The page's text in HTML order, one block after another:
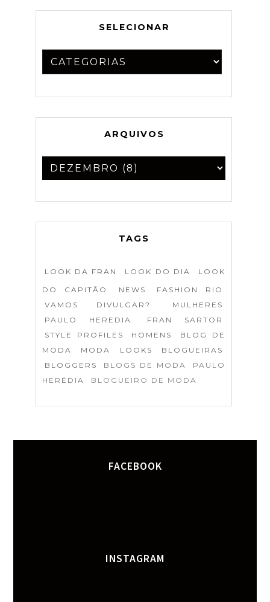
SELECIONAR
ARQUIVOS
TAGS
LOOK DA FRAN LOOK DO DIA
LOOK
DO CAPITÃO
NEWS
FASHION RIO
VAMOS DIVULGAR?
MULHERES
PAULO HEREDIA
FRAN SARTOR
STYLE PROFILES
HOMENS
BLOG DE
MODA
MODA LOOKS
BLOGUEIRAS
BLOGGERS
BLOGS DE MODA
PAULO
HERÉDIA
BLOGUEIRO DE MODA
FACEBOOK
INSTAGRAM